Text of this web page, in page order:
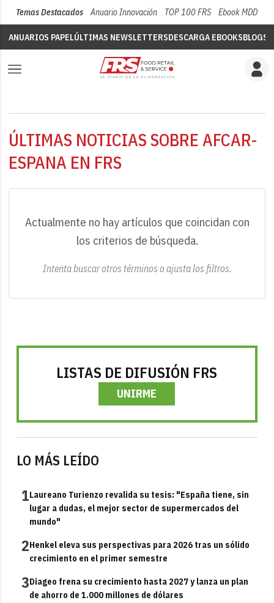
Temas Destacados Anuario Innovación TOP 100 FRS Ebook MDD
ANUARIOS PAPELÚLTIMAS NEWSLETTERSDESCARGA EBOOKSBLOGS
ÚLTIMAS NOTICIAS SOBRE AFCAR-
ESPANA EN FRS
Actualmente no hay artículos que coincidan con
los criterios de búsqueda.
Intenta buscar otros términos o ajusta los filtros.
LISTAS DE DIFUSIÓN FRS
UNIRME
LO MÁS LEÍDO
1Laureano Turienzo revalida su tesis: "España tiene, sin
lugar a dudas, el mejor sector de supermercados del
mundo"
2Henkel eleva sus perspectivas para 2026 tras un sólido
crecimiento en el primer semestre
3Diageo frena su crecimiento hasta 2027 y lanza un plan
de ahorro de 1.000 millones de dólares